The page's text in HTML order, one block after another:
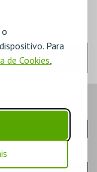
Para
de Cookies
SEGUINTE